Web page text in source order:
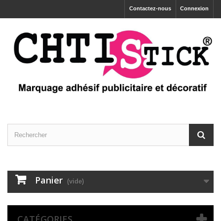
Connexion
Contactez-nous
Panier (vide)